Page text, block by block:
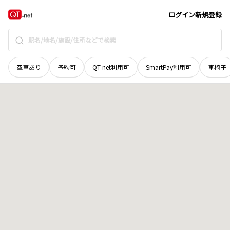
ログイン新規登録
空車あり 予約可 QT-net利用可 SmartPay利用可 車椅子
富山県